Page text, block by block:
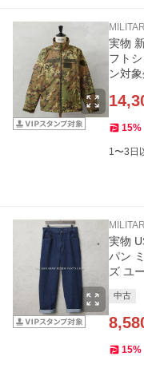
実物
フト
ン対象
15%
1〜3日
実物
パン
ズ ユ
中古
15%